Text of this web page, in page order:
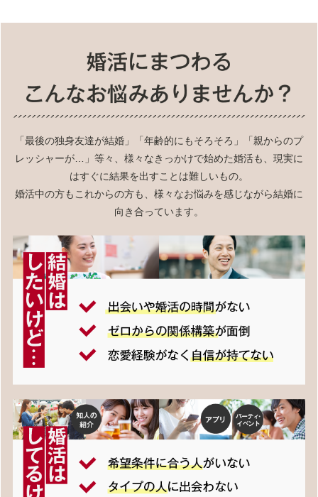
「最後の独身友達が結婚」「年齢的にもそろそろ」「親からのプ
レッシャーが…」等々、様々なきっかけで始めた婚活も、現実に
はすぐに結果を出すことは難しいもの。
婚活中の方もこれからの方も、様々なお悩みを感じながら結婚に
向き合っています。